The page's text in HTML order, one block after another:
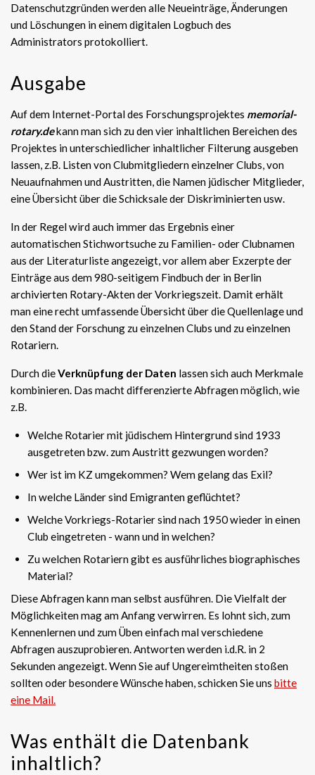
Datenschutzgründen werden alle Neueinträge, Änderungen
und Löschungen in einem digitalen Logbuch des
Administrators protokolliert.
Ausgabe
Auf dem Internet-Portal des Forschungsprojektes memorial-
rotary.dekann man sich zu den vier inhaltlichen Bereichen des
Projektes in unterschiedlicher inhaltlicher Filterung ausgeben
lassen, z.B. Listen von Clubmitgliedern einzelner Clubs, von
Neuaufnahmen und Austritten, die Namen jüdischer Mitglieder,
eine Übersicht über die Schicksale der Diskriminierten usw.
In der Regel wird auch immer das Ergebnis einer
automatischen Stichwortsuche zu Familien- oder Clubnamen
aus der Literaturliste angezeigt, vor allem aber Exzerpte der
Einträge aus dem 980-seitigem Findbuch der in Berlin
archivierten Rotary-Akten der Vorkriegszeit. Damit erhält
man eine recht umfassende Übersicht über die Quellenlage und
den Stand der Forschung zu einzelnen Clubs und zu einzelnen
Rotariern.
Durch dieVerknüpfung der Daten lassen sich auch Merkmale
kombinieren. Das macht differenzierte Abfragen möglich, wie
z.B.
Welche Rotarier mit jüdischem Hintergrund sind 1933
ausgetreten bzw. zum Austritt gezwungen worden?
Wer ist im KZ umgekommen? Wem gelang das Exil?
In welche Länder sind Emigranten geflüchtet?
Welche Vorkriegs-Rotarier sind nach 1950 wieder in einen
Club eingetreten - wann und in welchen?
Zu welchen Rotariern gibt es ausführliches biographisches
Material?
Diese Abfragen kann man selbst ausführen. Die Vielfalt der
Möglichkeiten mag am Anfang verwirren. Es lohnt sich, zum
Kennenlernen und zum Üben einfach mal verschiedene
Abfragen auszuprobieren. Antworten werden i.d.R. in 2
Sekunden angezeigt. Wenn Sie auf Ungereimtheiten stoßen
sollten oder besondere Wünsche haben, schicken Sie uns bitte
eine Mail.
Was enthält die Datenbank
inhaltlich?